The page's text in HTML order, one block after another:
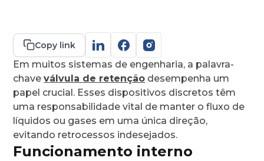
Copy link
Em muitos sistemas de engenharia, a palavra-
chaveválvula de retenção desempenha um
papel crucial. Esses dispositivos discretos têm
uma responsabilidade vital de manter o fluxo de
líquidos ou gases em uma única direção,
evitando retrocessos indesejados.
Funcionamento interno